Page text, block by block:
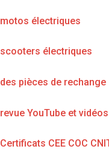
motos électriques
scooters électriques
des pièces de rechange
revue YouTube et
Certificats CEE COC